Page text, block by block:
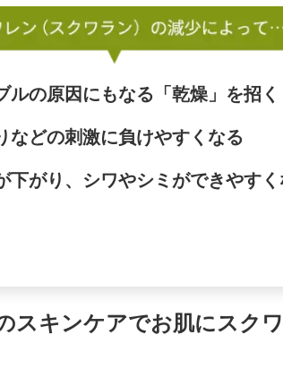
ルの原因にもなる「乾燥」を招く
などの刺激に負けやすくなる
下がり、シワやシミができやすく
スキンケアでお肌にスク